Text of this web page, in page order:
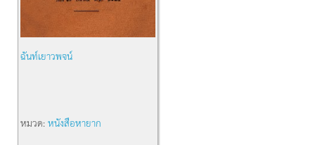
ฉันท์เยาวพจน์
หมวด:หนังสือหายาก